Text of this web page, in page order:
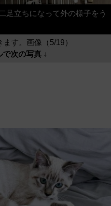
足立ちになって外の様子をう
す。画像（5/19）
で次の写真 ↓